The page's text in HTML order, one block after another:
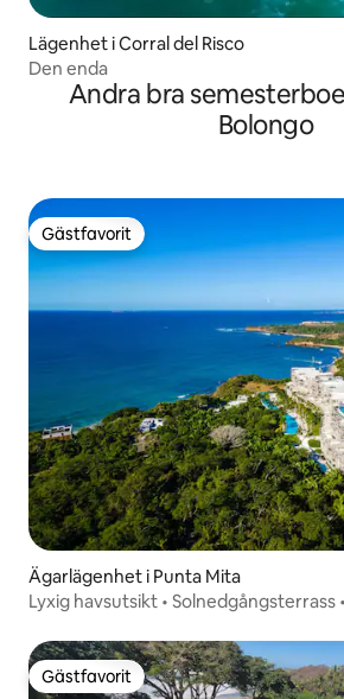
Lägenhet i Corral del Risco
Den enda
Andra bra
Bolongo
Gästfavorit
Gästfavorit
Ägarlägenhet i Punta Mita
Lyxig havsutsikt • Solnedgångsterrass
Gästfavorit
Gästfavorit